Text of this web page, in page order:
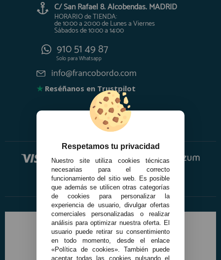
C/ San Rafael 8. Alcobendas. MADRID
HORARIO de TIENDA:
de 10:00 a 20:00 de Lunes a Viernes
Sábados de 10:00 a 14:00
910 51 49 87
Solo paraWhatsapp
info@francobordo.com
★ Reséñanos en Trustpilot
Respetamos tu privacidad
Nuestro site utiliza cookies técnicas
necesarias para el correcto
funcionamiento del sitio web. Es posible
que además se utilicen otras categorías
de cookies para personalizar la
experiencia de usuario, divulgar ofertas
comerciales personalizadas o realizar
análisis para optimizar nuestra oferta. El
usuario puede retirar su consentimiento
en todo momento, desde el enlace
«Política de cookies». También puede
aceptar todas las cookies pulsando el